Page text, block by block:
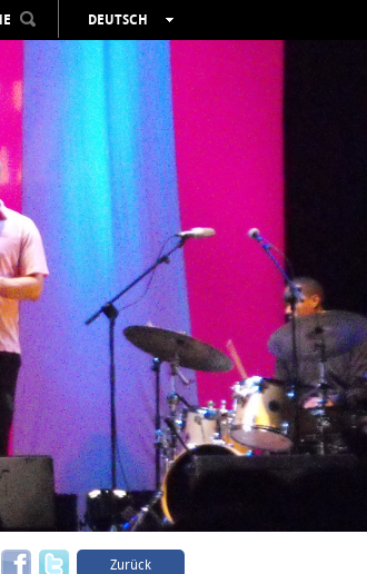
DEUTSCH
ESPAÑOL
VALENCIÀ
ENGLISH
FRANÇAIS
РУССКИЙ
Zurück